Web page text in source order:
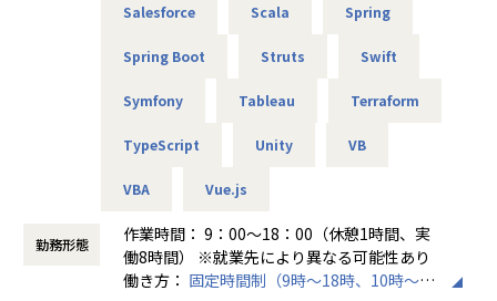
1ヵ月半～2ヵ月に1度のペースで営業担当による技術者へ
不満・不安をヒアリングすると同時に、自分が歩んでいき
持に繋げています。
★リーダーによるフォロー
経験のある技術者をリーダーに任命し、技術者のフォロー
ができる体制を整えています。
リーダーと営業は月に1度会議の場を設けており、情報共
有を行っております。
Salesforce Scala Spring
Spring Boot Struts Swift
Symfony Tableau Terraform
TypeScript Unity VB
VBA Vue.js
勤務形態
作業時間： 9：00～18：00（休憩1時間、実
働8時間） ※就業先により異なる可能性あり
働き方： 固定時間制（9時～18時、10時～19